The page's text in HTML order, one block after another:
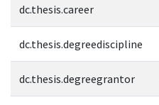
dc.thesis.career
dc.thesis.degreediscipline
dc.thesis.degreegrantor